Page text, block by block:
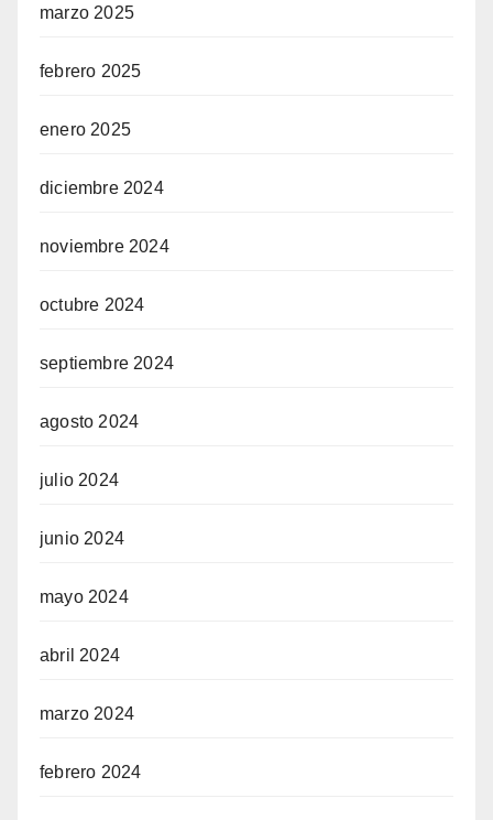
marzo 2025
febrero 2025
enero 2025
diciembre 2024
noviembre 2024
octubre 2024
septiembre 2024
agosto 2024
julio 2024
junio 2024
mayo 2024
abril 2024
marzo 2024
febrero 2024